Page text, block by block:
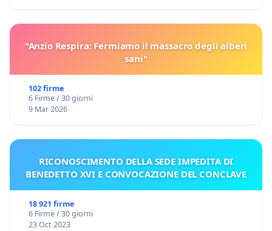
"Anzio Respira: Fermiamo il massacro degli alberi
sani"
102 firme
6 Firme / 30 giorni
9 Mar 2026
RICONOSCIMENTO DELLA SEDE IMPEDITA DI
BENEDETTO XVI E CONVOCAZIONE DEL CONCLAVE
18 921 firme
6 Firme / 30 giorni
23 Oct 2023